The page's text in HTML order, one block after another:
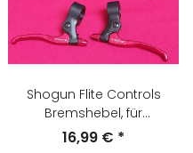
Shogun Flite Controls
Bremshebel, für
Cantileverbremsen, rot,
16,99 € *